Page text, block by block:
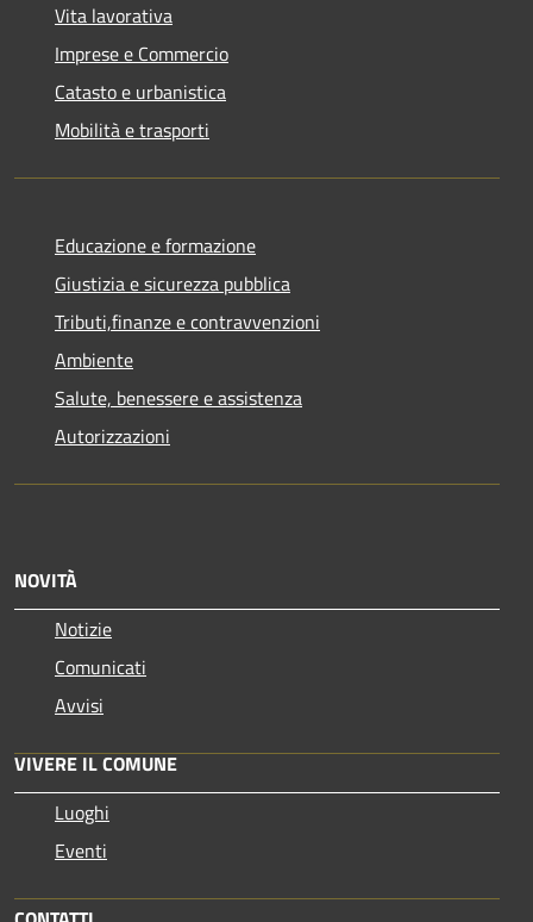
Vita lavorativa
Imprese e Commercio
Catasto e urbanistica
Mobilità e trasporti
Educazione e formazione
Giustizia e sicurezza pubblica
Tributi,finanze e contravvenzioni
Ambiente
Salute, benessere e assistenza
Autorizzazioni
NOVITÀ
Notizie
Comunicati
Avvisi
VIVERE IL COMUNE
Luoghi
Eventi